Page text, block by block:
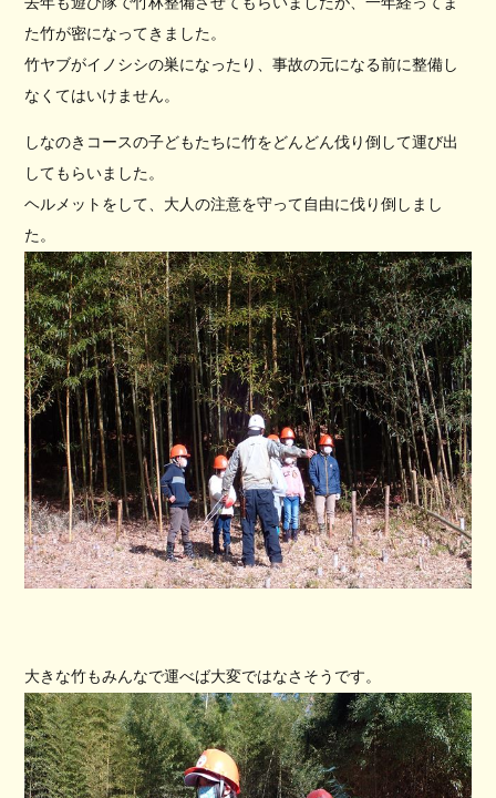
た竹が密になってきました。
竹ヤブがイノシシの巣になったり、事故の元になる前に整備し
なくてはいけません。
しなのきコースの子どもたちに竹をどんどん伐り倒して運び出
してもらいました。
ヘルメットをして、大人の注意を守って自由に伐り倒しまし
た。
大きな竹もみんなで運べば大変ではなさそうです。